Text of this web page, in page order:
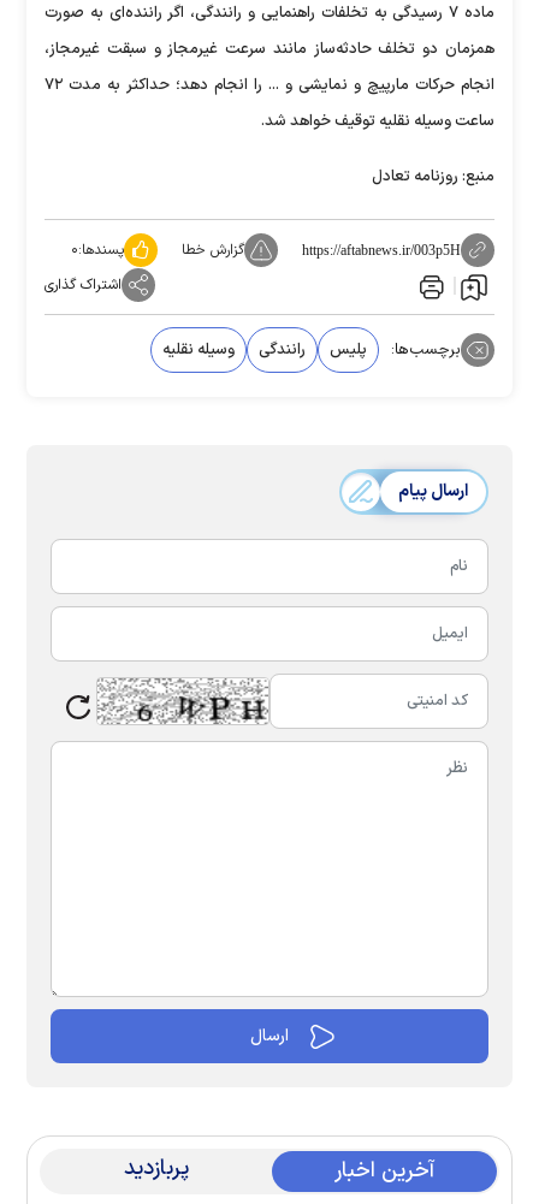
ماده ۷ رسیدگی به تخلفات راهنمایی و رانندگی، اگر راننده‌ای به صورت
همزمان دو تخلف حادثه‌ساز مانند سرعت غیرمجاز و سبقت غیرمجاز،
انجام حرکات مارپیچ و نمایشی و ... را انجام دهد؛ حداکثر به مدت ۷۲
ساعت وسیله نقلیه توقیف خواهد شد.
منبع: روزنامه تعادل
https://aftabnews.ir/003p5H گزارش خطا پسندها:۰
اشتراک گذاری
برچسب‌ها: پلیس رانندگی وسیله نقلیه
ارسال پیام
آخرین اخبار پربازدید